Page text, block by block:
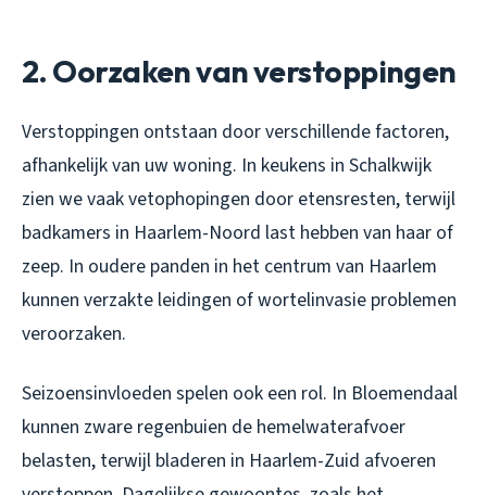
2. Oorzaken van verstoppingen
Verstoppingen ontstaan door verschillende factoren,
afhankelijk van uw woning. In keukens in Schalkwijk
zien we vaak vetophopingen door etensresten, terwijl
badkamers in Haarlem-Noord last hebben van haar of
zeep. In oudere panden in het centrum van Haarlem
kunnen verzakte leidingen of wortelinvasie problemen
veroorzaken.
Seizoensinvloeden spelen ook een rol. In Bloemendaal
kunnen zware regenbuien de hemelwaterafvoer
belasten, terwijl bladeren in Haarlem-Zuid afvoeren